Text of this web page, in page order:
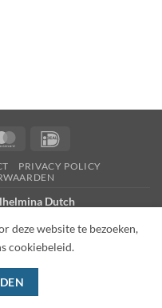
MasterCard
PRIVACY POLICY
Dutch
deze website te bezoeken,
cookiebeleid.